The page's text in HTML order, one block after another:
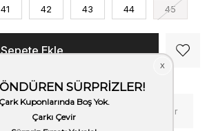
41 42 43 44 45
Fiyat Düşünce Haber Ver